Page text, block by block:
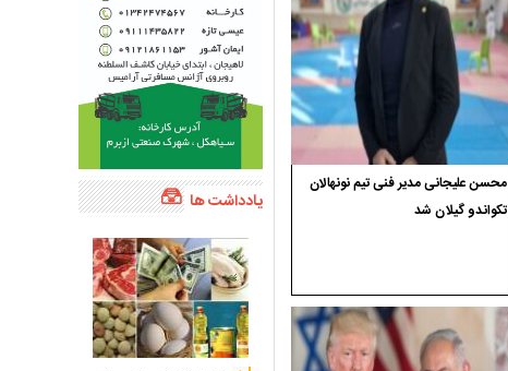
محسن علیجانی مدیر فنی تیم نونهالان
تکواندو گیلان شد
یادداشت ها